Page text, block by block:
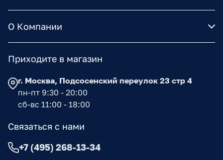
О Компании
Приходите в магазин
г. Москва, Подсосенский переулок 23 стр 4
пн-пт 9:30 - 20:00
сб-вс 11:00 - 18:00
Связаться с нами
+7 (495) 268-13-34